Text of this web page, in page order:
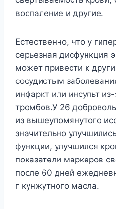
воспаление и другие.
Естественно, что у
серьезная дисфункция
может привести к
сосудистым
инфаркт или инсульт
тромбов.У 26
из вышеупомянутого
значительно
функции, улучшился
показатели маркеров
после 60 дней
г кунжутного масла.